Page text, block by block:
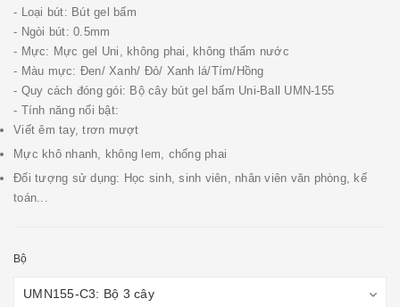
- Loại bút: Bút gel bấm
- Ngòi bút: 0.5mm
- Mực: Mực gel Uni, không phai, không thấm nước
- Màu mực: Đen/ Xanh/ Đỏ/ Xanh lá/Tím/Hồng
- Quy cách đóng gói: Bộ cây bút gel bấm Uni-Ball UMN-155
- Tính năng nổi bật:
Viết êm tay, trơn mượt
Mực khô nhanh, không lem, chống phai
Đối tượng sử dụng: Học sinh, sinh viên, nhân viên văn phòng, kế
toán...
Bộ